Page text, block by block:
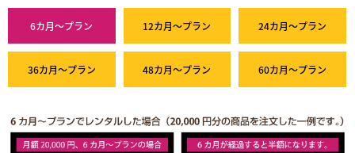
6カ月～プラン 12カ月～プラン 24カ月～プラン
36カ月～プラン 48カ月～プラン 60カ月～プラン